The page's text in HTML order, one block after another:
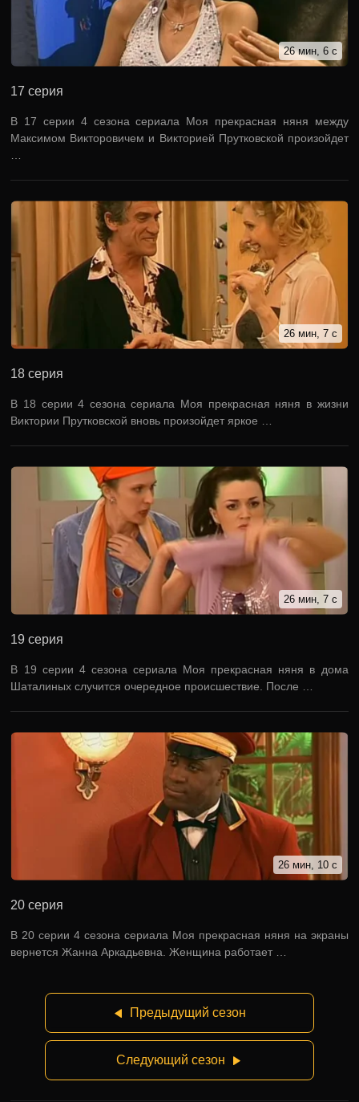
26 мин, 6 с
17 серия
В 17 серии 4 сезона сериала Моя прекрасная няня между
Максимом Викторовичем и Викторией Прутковской произойдет
26 мин, 7 с
18 серия
В 18 серии 4 сезона сериала Моя прекрасная няня в жизни
Виктории Прутковской вновь произойдет яркое …
26 мин, 7 с
19 серия
В 19 серии 4 сезона сериала Моя прекрасная няня в дома
Шаталиных случится очередное происшествие. После …
26 мин, 10 с
20 серия
В 20 серии 4 сезона сериала Моя прекрасная няня на экраны
вернется Жанна Аркадьевна. Женщина работает …
Предыдущий сезон
Следующий сезон